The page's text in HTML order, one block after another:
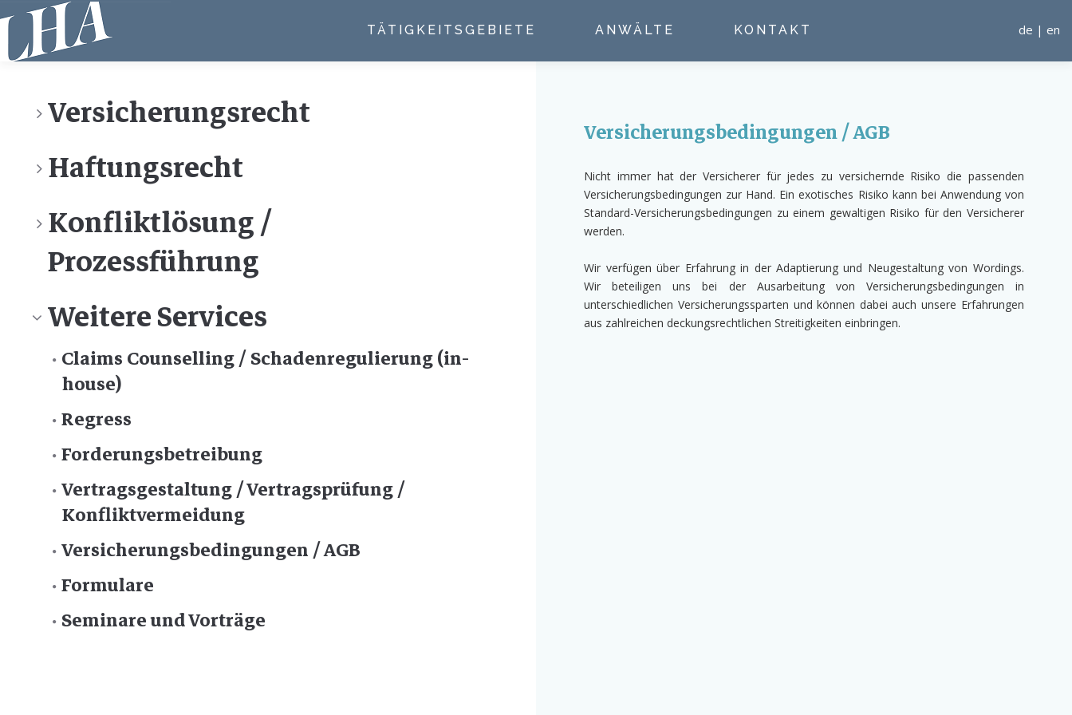
Direkt
zum
Inhalt
de | en
TÄTIGKEITSGEBIETE ANWÄLTE KONTAKT
Versicherungsrecht
Haftungsrecht
Konfliktlösung /
Prozessführung
Weitere Services
Claims Counselling / Schadenregulierung (in-
house)
Regress
Forderungsbetreibung
Vertragsgestaltung / Vertragsprüfung /
Konfliktvermeidung
Versicherungsbedingungen / AGB
Formulare
Seminare und Vorträge
Versicherungsbedingungen / AGB
Nicht immer hat der Versicherer für jedes zu versichernde Risiko die passenden
Versicherungsbedingungen zur Hand. Ein exotisches Risiko kann bei Anwendung von
Standard-Versicherungsbedingungen zu einem gewaltigen Risiko für den Versicherer
werden.
Wir verfügen über Erfahrung in der Adaptierung und Neugestaltung von Wordings.
Wir beteiligen uns bei der Ausarbeitung von Versicherungsbedingungen in
unterschiedlichen Versicherungssparten und können dabei auch unsere Erfahrungen
aus zahlreichen deckungsrechtlichen Streitigkeiten einbringen.